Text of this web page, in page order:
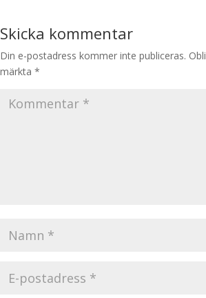
Skicka kommentar
Din e-postadress kommer inte publiceras.
märkta *